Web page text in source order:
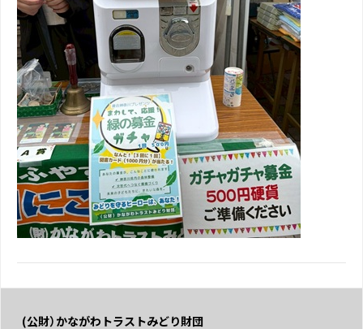
(公財）かながわトラストみどり財団